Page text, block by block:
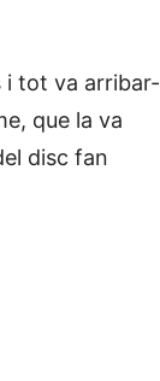
i tot va arribar-
que la va
disc fan